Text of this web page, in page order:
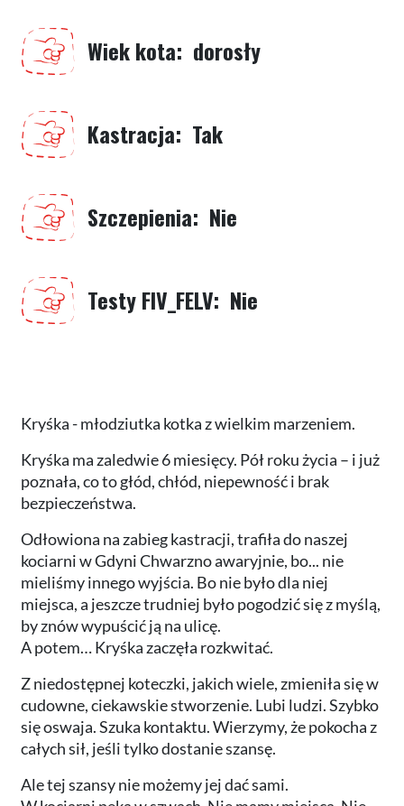
Wiek kota dorosły
Kastracja Tak
Szczepienia Nie
Testy FIV_FELV Nie
Kryśka - młodziutka kotka z wielkim marzeniem.
Kryśka ma zaledwie 6 miesięcy. Pół roku życia – i już
poznała, co to głód, chłód, niepewność i brak
bezpieczeństwa.
Odłowiona na zabieg kastracji, trafiła do naszej
kociarni w Gdyni Chwarzno awaryjnie, bo... nie
mieliśmy innego wyjścia. Bo nie było dla niej
miejsca, a jeszcze trudniej było pogodzić się z myślą,
by znów wypuścić ją na ulicę.
A potem… Kryśka zaczęła rozkwitać.
Z niedostępnej koteczki, jakich wiele, zmieniła się w
cudowne, ciekawskie stworzenie. Lubi ludzi. Szybko
się oswaja. Szuka kontaktu. Wierzymy, że pokocha z
całych sił, jeśli tylko dostanie szansę.
Ale tej szansy nie możemy jej dać sami.